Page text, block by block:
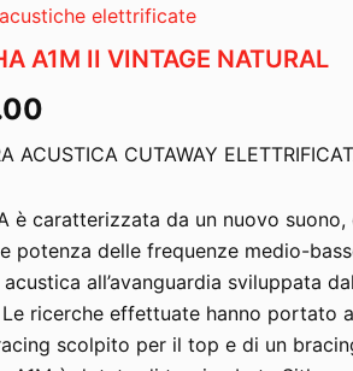
elettrificate
A1M II VINTAGE NATURAL
ACUSTICA CUTAWAY
è caratterizzata da un nuovo
potenza delle frequenze medio-
all’avanguardia sviluppata
Le ricerche effettuate hanno portato
scolpito per il top e di un